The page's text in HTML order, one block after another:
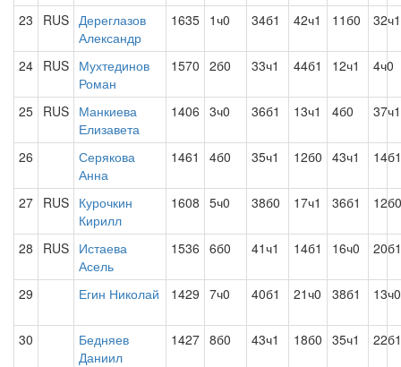
23 RUS Дереглазов
Александр
1635 1ч0 34б1 42ч1 11б0 32ч1
24 RUS Мухтединов
Роман
1570 2б0 33ч1 44б1 12ч1 4ч0
25 RUS Манкиева
Елизавета
1406 3ч0 36б1 13ч1 4б0 37ч1
26
Серякова
Анна
1461 4б0 35ч1 12б0 43ч1 14б1
27 RUS Курочкин
Кирилл
1608 5ч0 38б0 17ч1 36б1 12б0
28 RUS Истаева
Асель
1536 6б0 41ч1 14б1 16ч0 20б1
29 Егин Николай 1429 7ч0 40б1 21ч0 38б1 13ч0
30
Бедняев
Даниил
1427 8б0 43ч1 18б0 35ч1 22б1